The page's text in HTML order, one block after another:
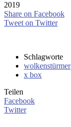
2019
Share on Facebook
Tweet on Twitter
Schlagworte
wolkenstürmer
x box
Teilen
Facebook
Twitter